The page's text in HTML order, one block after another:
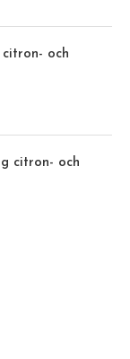
citron- och
citron- och